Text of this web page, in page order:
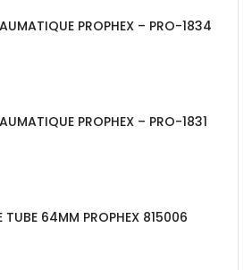
PROPHEX – PRO-1834
PROPHEX – PRO-1831
TUBE 64MM PROPHEX 815006